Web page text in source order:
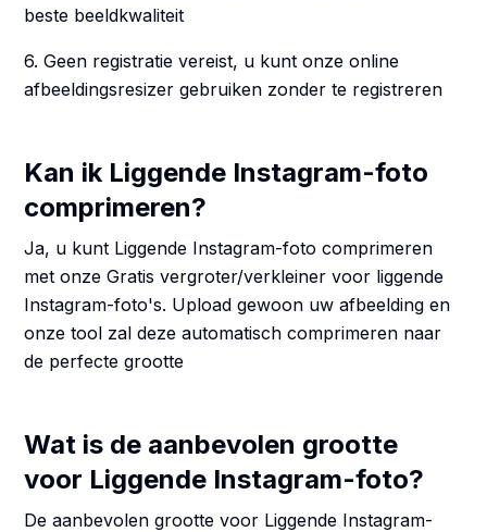
beste beeldkwaliteit
6. Geen registratie vereist, u kunt onze online
afbeeldingsresizer gebruiken zonder te registreren
Kan ik Liggende Instagram-foto
comprimeren?
Ja, u kunt Liggende Instagram-foto comprimeren
met onze Gratis vergroter/verkleiner voor liggende
Instagram-foto's. Upload gewoon uw afbeelding en
onze tool zal deze automatisch comprimeren naar
de perfecte grootte
Wat is de aanbevolen grootte
voor Liggende Instagram-foto?
De aanbevolen grootte voor Liggende Instagram-